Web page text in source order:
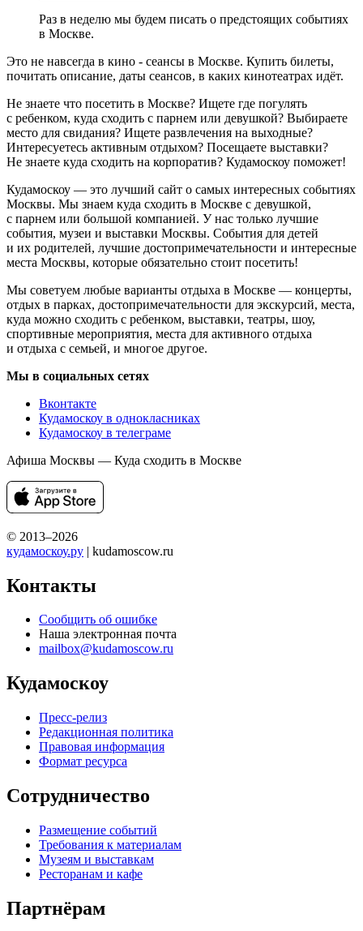
Раз в неделю мы будем писать о предстоящих событиях
в Москве.
Это не навсегда в кино - сеансы в Москве. Купить билеты,
почитать описание, даты сеансов, в каких кинотеатрах идёт.
Не знаете что посетить в Москве? Ищете где погулять
с ребенком, куда сходить с парнем или девушкой? Выбираете
место для свидания? Ищете развлечения на выходные?
Интересуетесь активным отдыхом? Посещаете выставки?
Не знаете куда сходить на корпоратив? Кудамоскоу поможет!
Кудамоскоу — это лучший сайт о самых интересных событиях
Москвы. Мы знаем куда сходить в Москве с девушкой,
с парнем или большой компанией. У нас только лучшие
события, музеи и выставки Москвы. События для детей
и их родителей, лучшие достопримечательности и интересные
места Москвы, которые обязательно стоит посетить!
Мы советуем любые варианты отдыха в Москве — концерты,
отдых в парках, достопримечательности для экскурсий, места,
куда можно сходить с ребенком, выставки, театры, шоу,
спортивные мероприятия, места для активного отдыха
и отдыха с семьей, и многое другое.
Мы в социальных сетях
Вконтакте
Кудамоскоу в однокласниках
Кудамоскоу в телеграме
Афиша Москвы — Куда сходить в Москве
© 2013–2026
кудамоскоу.ру | kudamoscow.ru
Контакты
Сообщить об ошибке
Наша электронная почта
mailbox@kudamoscow.ru
Кудамоскоу
Пресс-релиз
Редакционная политика
Правовая информация
Формат ресурса
Сотрудничество
Размещение событий
Требования к материалам
Музеям и выставкам
Ресторанам и кафе
Партнёрам